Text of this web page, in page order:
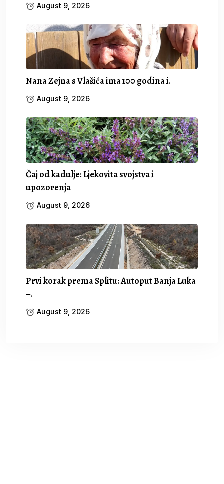
August 9, 2026
Nana Zejna s Vlašića ima 100 godina i.
August 9, 2026
Čaj od kadulje: Ljekovita svojstva i
upozorenja
August 9, 2026
Prvi korak prema Splitu: Autoput Banja Luka
–.
August 9, 2026